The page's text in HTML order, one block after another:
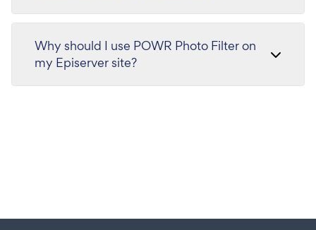
Why should I use POWR Photo Filter on
my Episerver site?